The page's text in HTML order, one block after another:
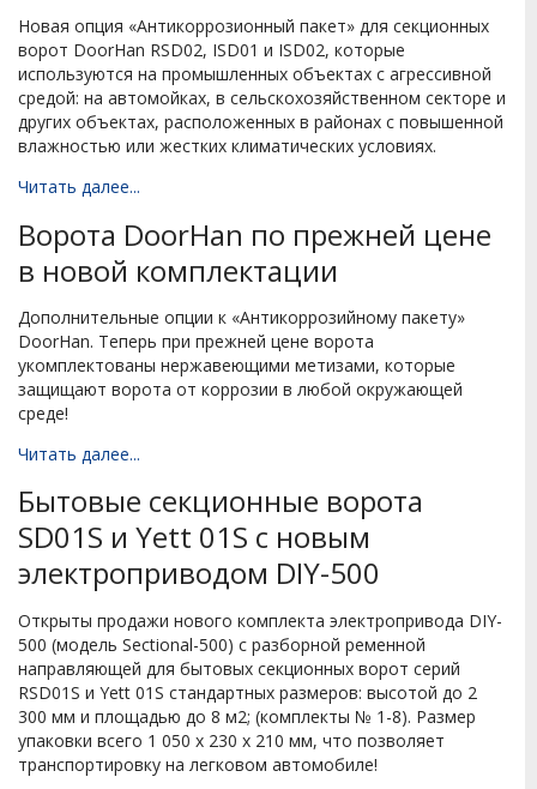
Новая опция «Антикоррозионный пакет» для секционных
ворот DoorHan RSD02, ISD01 и ISD02, которые
используются на промышленных объектах с агрессивной
средой: на автомойках, в сельскохозяйственном секторе и
других объектах, расположенных в районах с повышенной
влажностью или жестких климатических условиях.
Читать далее...
Ворота DoorHan по прежней цене
в новой комплектации
Дополнительные опции к «Антикоррозийному пакету»
DoorHan. Теперь при прежней цене ворота
укомплектованы нержавеющими метизами, которые
защищают ворота от коррозии в любой окружающей
среде!
Читать далее...
Бытовые секционные ворота
SD01S и Yett 01S с новым
электроприводом DIY-500
Открыты продажи нового комплекта электропривода DIY-
500 (модель Sectional-500) с разборной ременной
направляющей для бытовых секционных ворот серий
RSD01S и Yett 01S стандартных размеров: высотой до 2
300 мм и площадью до 8 м2; (комплекты № 1-8). Размер
упаковки всего 1 050 х 230 х 210 мм, что позволяет
транспортировку на легковом автомобиле!